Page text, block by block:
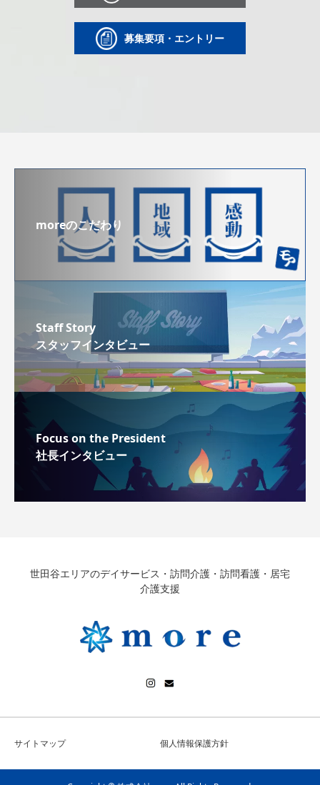
募集要項・エントリー
moreのこだわり
Staff Story
スタッフインタビュー
Focus on the President
社長インタビュー
世田谷エリアのデイサービス・訪問介護・訪問看護・居宅
介護支援
サイトマップ 個人情報保護方針